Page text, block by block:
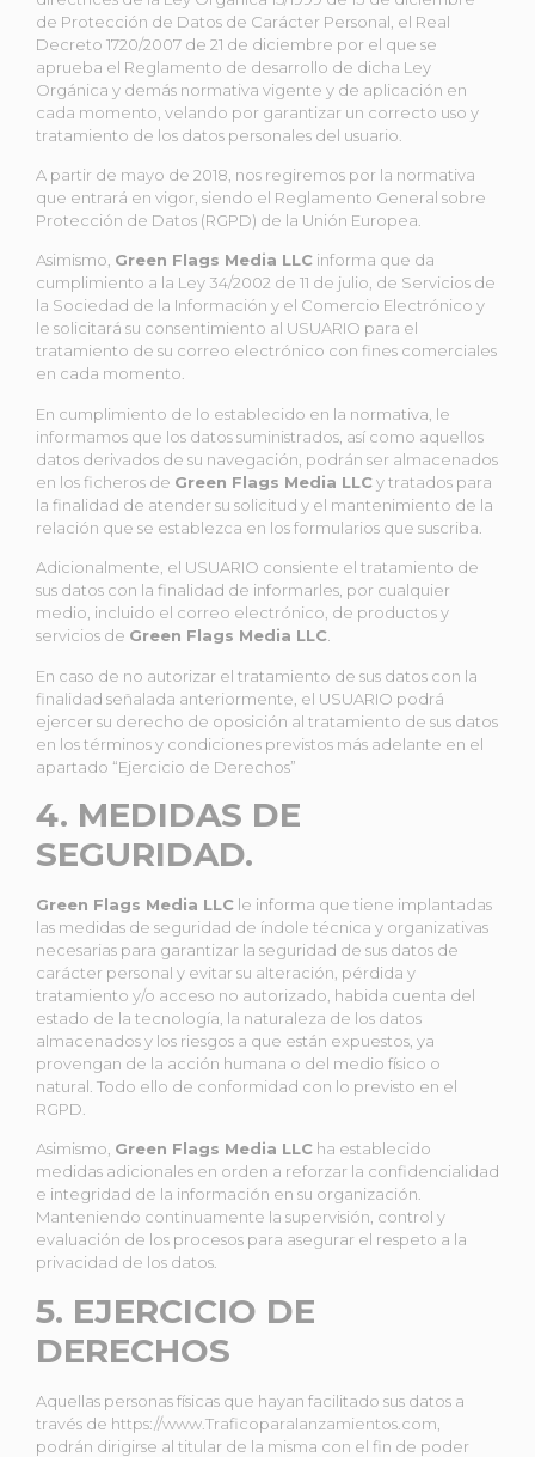
de Protección de Datos de Carácter Personal, el Real
Decreto 1720/2007 de 21 de diciembre por el que se
aprueba el Reglamento de desarrollo de dicha Ley
Orgánica y demás normativa vigente y de aplicación en
cada momento, velando por garantizar un correcto uso y
tratamiento de los datos personales del usuario.
A partir de mayo de 2018, nos regiremos por la normativa
que entrará en vigor, siendo el Reglamento General sobre
Protección de Datos (RGPD) de la Unión Europea.
Asimismo, Green Flags Media LLC informa que da
cumplimiento a la Ley 34/2002 de 11 de julio, de Servicios de
la Sociedad de la Información y el Comercio Electrónico y
le solicitará su consentimiento al USUARIO para el
tratamiento de su correo electrónico con fines comerciales
en cada momento.
En cumplimiento de lo establecido en la normativa, le
informamos que los datos suministrados, así como aquellos
datos derivados de su navegación, podrán ser almacenados
en los ficheros de Green Flags Media LLCy tratados para
la finalidad de atender su solicitud y el mantenimiento de la
relación que se establezca en los formularios que suscriba.
Adicionalmente, el USUARIO consiente el tratamiento de
sus datos con la finalidad de informarles, por cualquier
medio, incluido el correo electrónico, de productos y
servicios de Green Flags Media LLC
En caso de no autorizar el tratamiento de sus datos con la
finalidad señalada anteriormente, el USUARIO podrá
ejercer su derecho de oposición al tratamiento de sus datos
en los términos y condiciones previstos más adelante en el
apartado “Ejercicio de Derechos”
4. MEDIDAS DE
SEGURIDAD.
Green Flags Media LLC le informa que tiene implantadas
las medidas de seguridad de índole técnica y organizativas
necesarias para garantizar la seguridad de sus datos de
carácter personal y evitar su alteración, pérdida y
tratamiento y/o acceso no autorizado, habida cuenta del
estado de la tecnología, la naturaleza de los datos
almacenados y los riesgos a que están expuestos, ya
provengan de la acción humana o del medio físico o
natural. Todo ello de conformidad con lo previsto en el
RGPD.
Asimismo, Green Flags Media LLC ha establecido
medidas adicionales en orden a reforzar la confidencialidad
e integridad de la información en su organización.
Manteniendo continuamente la supervisión, control y
evaluación de los procesos para asegurar el respeto a la
privacidad de los datos.
5. EJERCICIO DE
DERECHOS
Aquellas personas físicas que hayan facilitado sus datos a
través de https://www.Traficoparalanzamientos.com,
podrán dirigirse al titular de la misma con el fin de poder